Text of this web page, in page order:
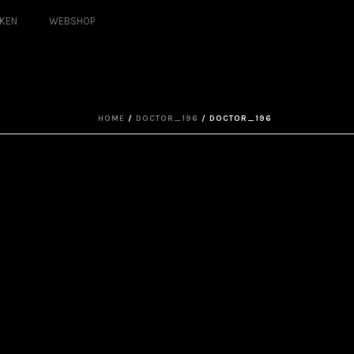
WEBSHOP
HOME / DOCTOR_196 / DOCTOR_196